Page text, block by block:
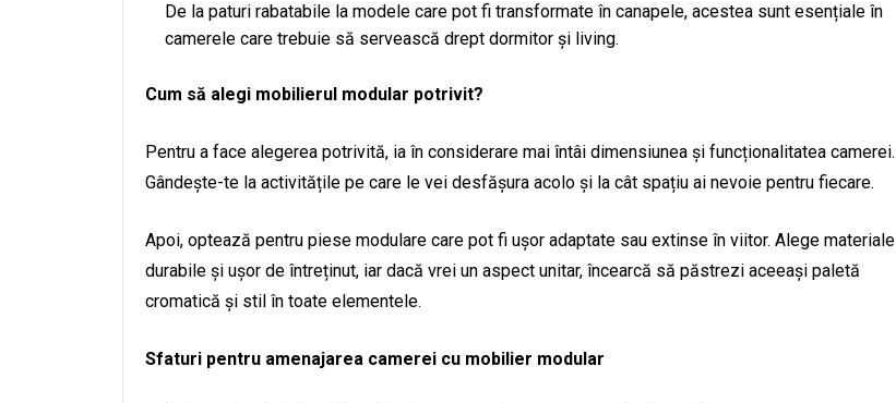
De la paturi rabatabile la modele care pot fi transformate în canapele, acestea sunt esențiale în
camerele care trebuie să servească drept dormitor și living.
Cum să alegi mobilierul modular potrivit?
Pentru a face alegerea potrivită, ia în considerare mai întâi dimensiunea și funcționalitatea camerei.
Gândește-te la activitățile pe care le vei desfășura acolo și la cât spațiu ai nevoie pentru fiecare.
Apoi, optează pentru piese modulare care pot fi ușor adaptate sau extinse în viitor. Alege materiale
durabile și ușor de întreținut, iar dacă vrei un aspect unitar, încearcă să păstrezi aceeași paletă
cromatică și stil în toate elementele.
Sfaturi pentru amenajarea camerei cu mobilier modular